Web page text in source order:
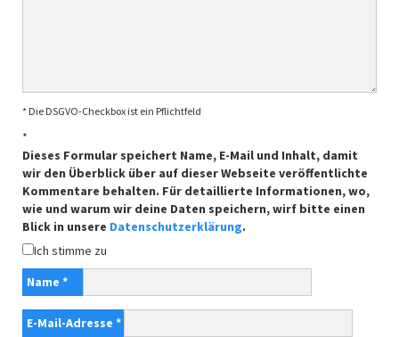
* Die DSGVO-Checkbox ist ein Pflichtfeld
*
Dieses Formular speichert Name, E-Mail und Inhalt, damit
wir den Überblick über auf dieser Webseite veröffentlichte
Kommentare behalten. Für detaillierte Informationen, wo,
wie und warum wir deine Daten speichern, wirf bitte einen
Blick in unsere Datenschutzerklärung.
Ich stimme zu
Name *
E-Mail-Adresse *